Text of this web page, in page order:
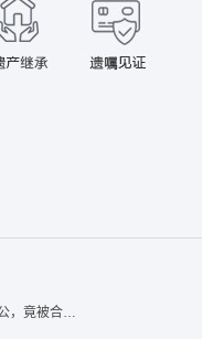
福州律师蔡思斌评析：嫁个体制内老公，竟被合伙设局背上近百万债务，婚前不查征信真要命！